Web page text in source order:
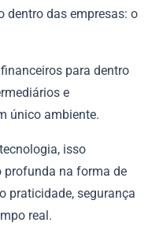
dentro das empresas: o
para dentro
e
único ambiente.
isso
profunda na forma de
praticidade, segurança
real.